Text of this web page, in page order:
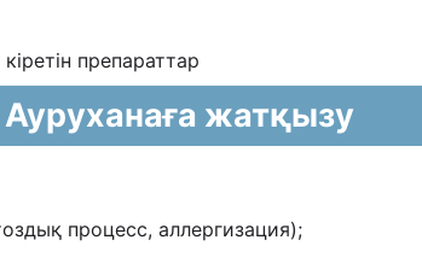
препараттар
Ауруханаға жатқызу
процесс, аллергизация);